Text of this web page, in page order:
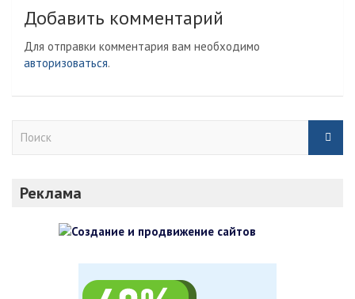
Добавить комментарий
Для отправки комментария вам необходимо
авторизоваться.
Реклама